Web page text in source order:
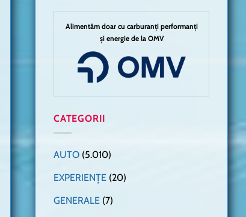
Alimentăm doar cu carburanți performanți
și energie de la OMV
CATEGORII
AUTO (5.010)
EXPERIENȚE (20)
GENERALE (7)